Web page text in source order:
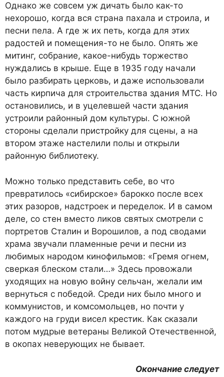
Однако же совсем уж дичать было как-то
нехорошо, когда вся страна пахала и строила, и
песни пела. А где ж их петь, когда для этих
радостей и помещения-то не было. Опять же
митинг, собрание, какое-нибудь торжество
нуждались в крыше. Еще в 1935 году начали
было разбирать церковь, и даже использовали
часть кирпича для строительства здания МТС. Но
остановились, и в уцелевшей части здания
устроили районный дом культуры. С южной
стороны сделали пристройку для сцены, а на
втором этаже настелили полы и открыли
районную библиотеку.
Можно только представить себе, во что
превратилось «сибирское» барокко после всех
этих разоров, надстроек и переделок. И в самом
деле, со стен вместо ликов святых смотрели с
портретов Сталин и Ворошилов, а под сводами
храма звучали пламенные речи и песни из
любимых народом кинофильмов: «Гремя огнем,
сверкая блеском стали…» Здесь провожали
уходящих на новую войну сельчан, желали им
вернуться с победой. Среди них было много и
коммунистов, и комсомольцев, но почти у
каждого на груди висел крестик. Как сказали
потом мудрые ветераны Великой Отечественной,
в окопах неверующих не бывает.
Окончание следует